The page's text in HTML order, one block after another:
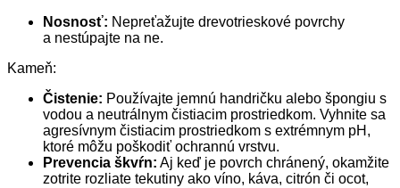
Nosnosť: Nepreťažujte drevotrieskové povrchy
a nestúpajte na ne.
Kameň:
Čistenie: Používajte jemnú handričku alebo špongiu s
vodou a neutrálnym čistiacim prostriedkom. Vyhnite sa
agresívnym čistiacim prostriedkom s extrémnym pH,
ktoré môžu poškodiť ochrannú vrstvu.
Prevencia škvŕn: Aj keď je povrch chránený, okamžite
zotrite rozliate tekutiny ako víno, káva, citrón či ocot,